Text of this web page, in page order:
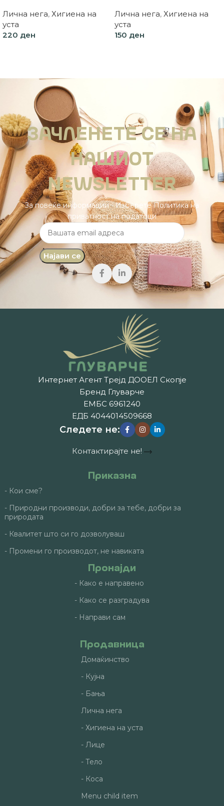
Лична нега, Хигиена на
уста
220 ден
Лична нега, Хигиена на
уста
150 ден
ЗАЧЛЕНЕТЕ СЕ НА
НАШИОТ
NEWSLETTER
За повеќе информации - Изберете Политика на
приватност на податоци
Интернет Агент Трејд ДООЕЛ Скопје
Бренд Глуварче
ЕМБС 6961240
ЕДБ 4044014509668
Следете не:
Контактирајте не!
Приказна
- Кои сме?
- Природни производи, добри за тебе, добри за
природата
- Квалитет што си го дозволуваш
- Промени го производот, не навиката
Пронајди
- Како е направено
- Како се разградува
- Направи сам
Продавница
Домаќинство
- Кујна
- Бања
Лична нега
- Хигиена на уста
- Лице
- Тело
- Коса
Menu child item